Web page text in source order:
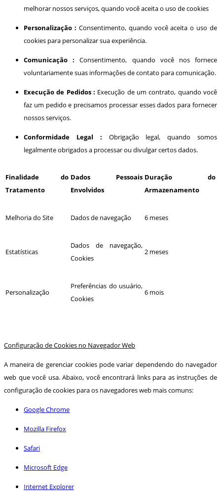
melhorar nossos serviços, quando você aceita o uso de cookies
Personalização : Consentimento, quando você aceita o uso de
cookies para personalizar sua experiência.
Comunicação : Consentimento, quando você nos fornece
voluntariamente suas informações de contato para comunicação.
Execução de Pedidos : Execução de um contrato, quando você
faz um pedido e precisamos processar esses dados para fornecer
nossos serviços.
Conformidade Legal : Obrigação legal, quando somos
legalmente obrigados a processar ou divulgar certos dados.
Finalidade do
Tratamento
Dados Pessoais
Envolvidos
Duração do
Armazenamento
Melhoria do Site Dados de navegação 6 meses
Estatísticas
Dados de navegação,
Cookies
2 meses
Personalização
Preferências do usuário,
Cookies
6 mois
Configuração de Cookies no Navegador Web
A maneira de gerenciar cookies pode variar dependendo do navegador
web que você usa. Abaixo, você encontrará links para as instruções de
configuração de cookies para os navegadores web mais comuns:
Google Chrome
Mozilla Firefox
Safari
Microsoft Edge
Internet Explorer